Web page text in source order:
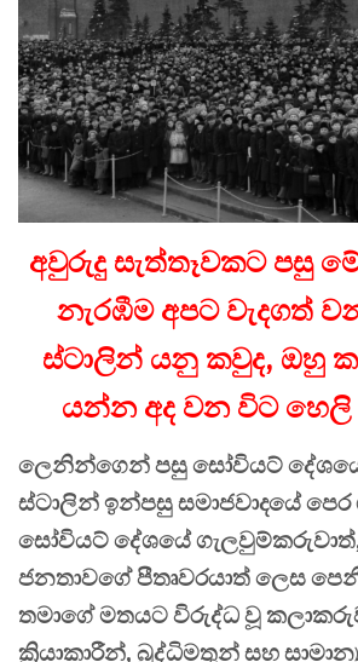
අවුරුදු සැත්තෑවකට පසු
නැරඹීම අපට වැදගත්
ස්ටාලින් යනු කවුද, ඔහු
යන්න අද වන විට හෙලි
ලෙනින්ගෙන් පසු සෝවියට් දේශයේ
ස්ටාලින් ඉන්පසු සමාජවාදයේ
සෝවියට් දේශයේ
ජනතාවගේ පීතෘවරයාත් ලෙස
තමාගේ මතයට විරුද්ධ වූ
ක්‍රියාකාරීන්, බුද්ධිමතුන් සහ